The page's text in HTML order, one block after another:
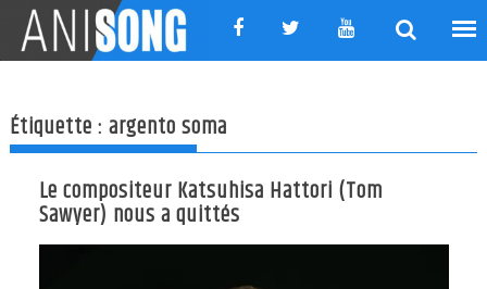
content
Étiquette :argento soma
Le compositeur Katsuhisa Hattori (Tom
Sawyer) nous a quittés